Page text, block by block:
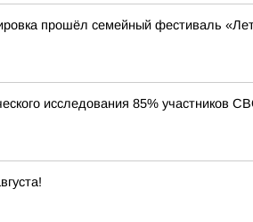
прошёл семейный фестиваль
исследования 85% участников